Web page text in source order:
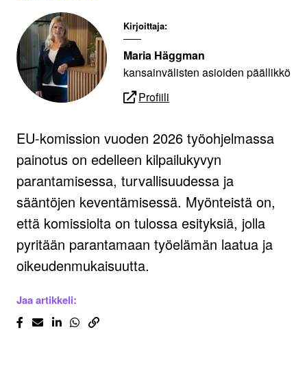
Kirjoittaja:
Maria Häggman
kansainvälisten asioiden päällikkö
Profiili
EU-komission vuoden 2026 työohjelmassa
painotus on edelleen kilpailukyvyn
parantamisessa, turvallisuudessa ja
sääntöjen keventämisessä. Myönteistä on,
että komissiolta on tulossa esityksiä, jolla
pyritään parantamaan työelämän laatua ja
oikeudenmukaisuutta.
Jaa artikkeli: